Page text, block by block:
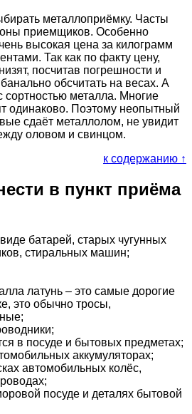
металлоприёмку. Часты
приемщиков. Особенно
высокая цена за килограмм
Так как по факту цену,
посчитав погрешности и
обсчитать на весах. А
металла. Многие
одинаково. Поэтому неопытный
сдаёт металлолом, не увидит
оловом и свинцом.
к содержанию ↑
в пункт приёма
батарей, старых чугунных
стиральных машин;
латунь – это самые дорогие
это обычно тросы,
в посуде и бытовых предметах;
аккумуляторах;
автомобильных колёс,
посуде и деталях бытовой